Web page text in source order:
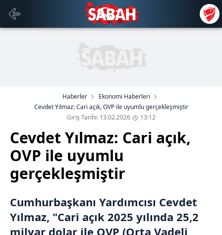
Haberler
Ekonomi Haberleri
Cevdet Yılmaz: Cari açık, OVP ile uyumlu gerçekleşmiştir
Giriş Tarihi: 13.02.2026
13:12
Cevdet Yılmaz: Cari açık,
OVP ile uyumlu
gerçekleşmiştir
Cumhurbaşkanı Yardımcısı Cevdet
Yılmaz, "Cari açık 2025 yılında 25,2
milyar dolar ile OVP (Orta Vadeli